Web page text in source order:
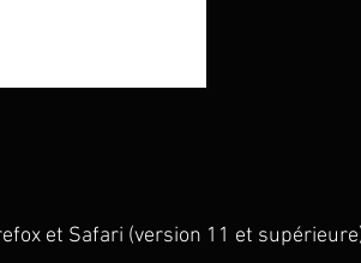
et Safari (version 11 et